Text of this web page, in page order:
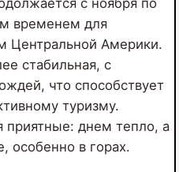
с ноября по
временем для
Центральной Америки.
стабильная, с
что способствует
туризму.
приятные: днем тепло, а
особенно в горах.